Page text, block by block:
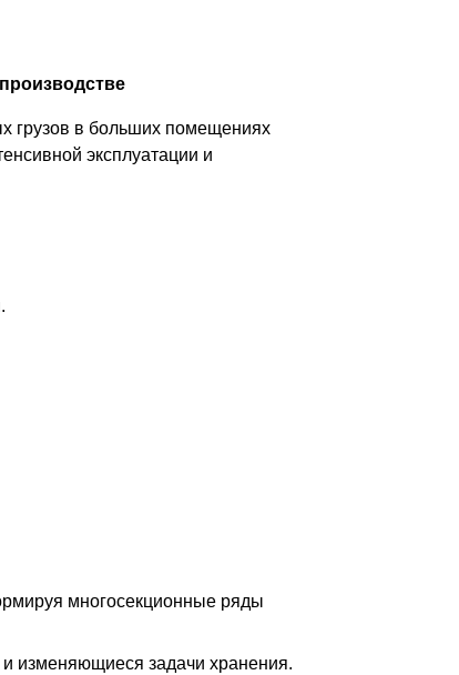
грузов в больших помещениях
эксплуатации и
многосекционные ряды
изменяющиеся задачи хранения.